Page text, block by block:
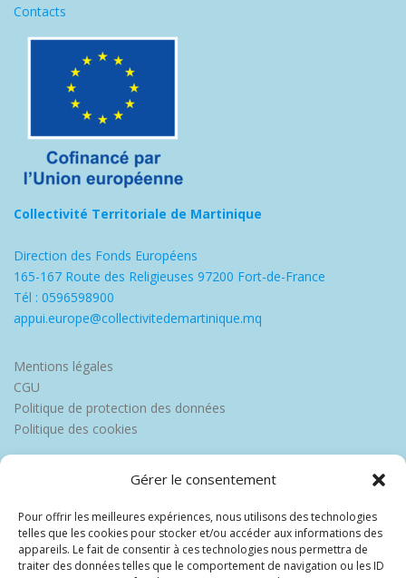
Gérer le consentement
Pour offrir les meilleures expériences, nous utilisons des technologies
telles que les cookies pour stocker et/ou accéder aux informations des
appareils. Le fait de consentir à ces technologies nous permettra de
traiter des données telles que le comportement de navigation ou les ID
Contacts
Collectivité Territoriale de Martinique
Direction des Fonds Européens
165-167 Route des Religieuses 97200 Fort-de-France
Tél : 0596598900
appui.europe@collectivitedemartinique.mq
Mentions légales
CGU
Politique de protection des données
Politique des cookies